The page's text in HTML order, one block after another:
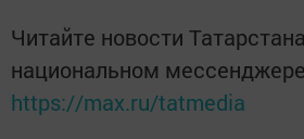
Читайте новости
национальном
https://max.ru/tatmedia